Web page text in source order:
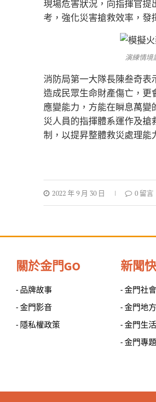
現場危害狀況，向指揮官
考，強化災害搶救效率，發
演練情境
消防局第一大隊長陳叁奇表
造成民眾生命財產傷亡，
應變能力，方能在瞬息萬
災人員的指揮體系運作及
制，以提昇整體救災處理能
2022 年 9 月 30 日 0 留言
關於金門GO
- 品牌故事
- 金門影音
- 隱私權政策
新聞
- 金門社
- 金門地
- 金門生
- 金門專